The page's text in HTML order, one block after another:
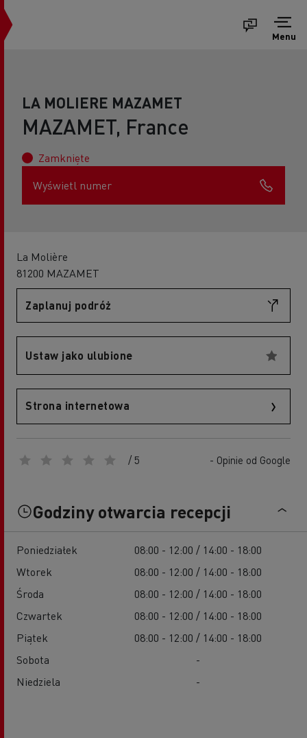
Menu
LA MOLIERE MAZAMET
MAZAMET, France
Zamknięte
Wyświetl numer
La Molière
81200 MAZAMET
Zaplanuj podróż
Ustaw jako ulubione
Strona internetowa
/ 5 - Opinie od Google
Godziny otwarcia recepcji
Poniedziałek
08:00 - 12:00 / 14:00 - 18:00
Wtorek
08:00 - 12:00 / 14:00 - 18:00
Środa
08:00 - 12:00 / 14:00 - 18:00
Czwartek
08:00 - 12:00 / 14:00 - 18:00
Piątek
08:00 - 12:00 / 14:00 - 18:00
Sobota
-
Niedziela
-